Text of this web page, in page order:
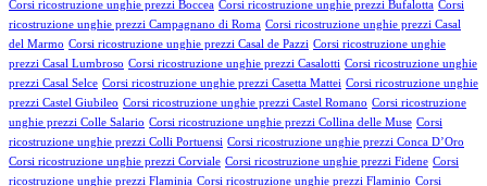
Corsi ricostruzione unghie prezzi Boccea Corsi ricostruzione unghie prezzi Bufalotta Corsi
ricostruzione unghie prezzi Campagnano di Roma Corsi ricostruzione unghie prezzi Casal
del Marmo Corsi ricostruzione unghie prezzi Casal de Pazzi Corsi ricostruzione unghie
prezzi Casal Lumbroso Corsi ricostruzione unghie prezzi Casalotti Corsi ricostruzione unghie
prezzi Casal Selce Corsi ricostruzione unghie prezzi Casetta Mattei Corsi ricostruzione unghie
prezzi Castel Giubileo Corsi ricostruzione unghie prezzi Castel Romano Corsi ricostruzione
unghie prezzi Colle Salario Corsi ricostruzione unghie prezzi Collina delle Muse Corsi
ricostruzione unghie prezzi Colli Portuensi Corsi ricostruzione unghie prezzi Conca D’Oro
Corsi ricostruzione unghie prezzi Corviale Corsi ricostruzione unghie prezzi Fidene Corsi
ricostruzione unghie prezzi Flaminia Corsi ricostruzione unghie prezzi Flaminio Corsi